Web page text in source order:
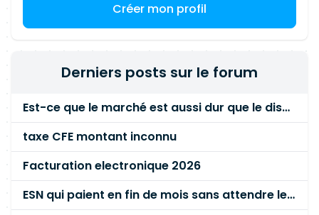
Créer mon profil
Derniers posts sur le forum
Est-ce que le marché est aussi dur que le disent les commerciaux ?
taxe CFE montant inconnu
Facturation electronique 2026
ESN qui paient en fin de mois sans attendre le paiement client ?